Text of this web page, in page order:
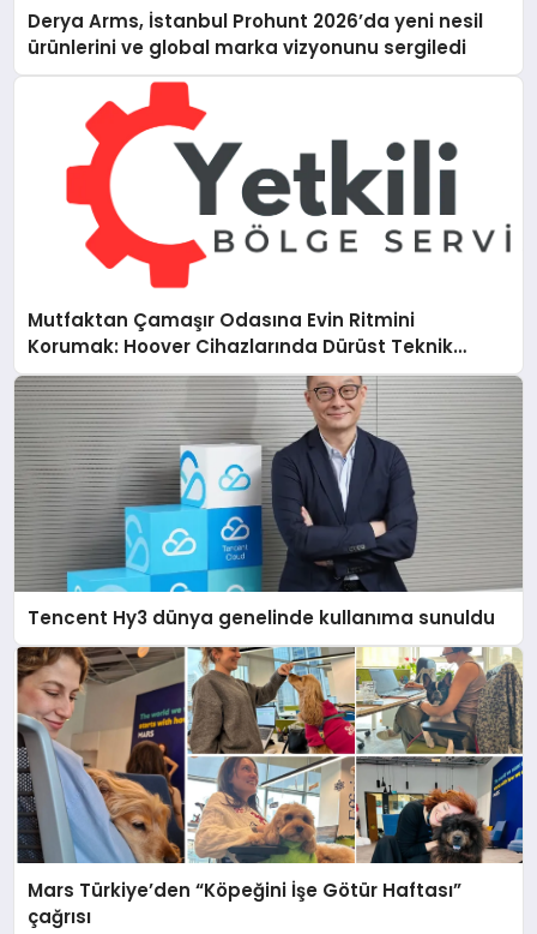
Derya Arms, İstanbul Prohunt 2026’da yeni nesil
ürünlerini ve global marka vizyonunu sergiledi
Mutfaktan Çamaşır Odasına Evin Ritmini
Korumak: Hoover Cihazlarında Dürüst Teknik
Destek Deneyimi
Tencent Hy3 dünya genelinde kullanıma sunuldu
Mars Türkiye’den “Köpeğini İşe Götür Haftası”
çağrısı